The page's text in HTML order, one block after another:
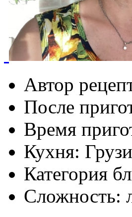
Автор
После
Время
Кухня:
Категория
Сложность: